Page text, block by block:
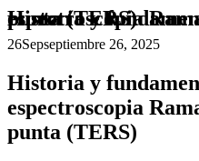
Historia y fundamentos de la espectroscopia Raman mejorada por punta (TERS)
26Sepseptiembre 26, 2025
Historia y
espectroscopia
punta (TERS)